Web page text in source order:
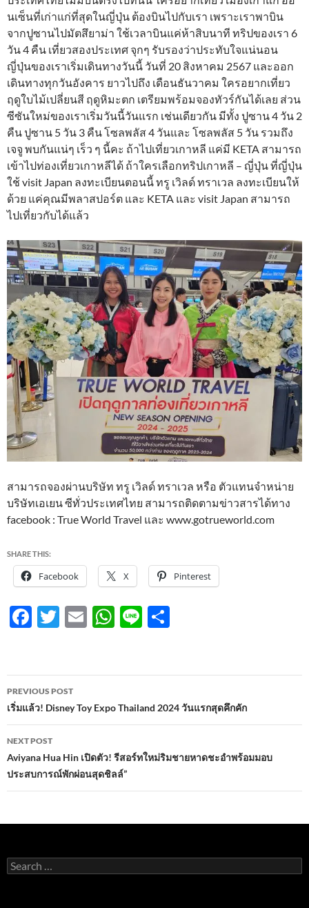
นเซ็นที่เก่าแก่ที่สุดในญี่ปุ่น ต้องบินไปกับเรา เพราะเราพาบิน
จากปูซานไปมัตสึยาม่า ใช้เวลาบินแค่ห้าสิบนาที ทริปของเรา 6
วัน 4 คืน เที่ยวสองประเทศ จุกๆ รับรองว่าประทับใจแน่นอน
ญี่ปุ่นของเราเริ่มเดินทางวันนี้ วันที่ 20 สิงหาคม 2567 และออก
เดินทางทุกวันอังคาร ยาวไปถึง เดือนธันวาคม ใครอยากเที่ยว
ฤดูใบไม้เปลี่ยนสี ฤดูหิมะตก เตรียมพร้อมจองทัวร์กันได้เลย ส่วน
ซีซันใหม่ของเราเริ่มวันนี้วันแรก เช่นเดียวกัน มีทั้ง ปูซาน 4 วัน 2
คืน ปูซาน 5 วัน 3 คืน โซลพลัส 4 วันและ โซลพลัส 5 วัน รวมถึง
เจจู พบกันแน่ๆ เร็ว ๆ นี้คะ ถ้าไปเที่ยวเกาหลี แค่มี KETA สามารถ
เข้าไปท่องเที่ยวเกาหลีได้ ถ้าใครเลือกทริปเกาหลี – ญี่ปุ่น ที่ญี่ปุ่น
ใช้ visit Japan ลงทะเบียนตอนนี้ ทรู เวิลด์ ทราเวล ลงทะเบียนให้
ด้วย แค่คุณมีพลาสปอร์ต และ KETA และ visit Japan สามารถ
ไปเที่ยวกับได้แล้ว
สามารถจองผ่านบริษัท ทรู เวิลด์ ทราเวล หรือ ตัวแทนจำหน่าย
บริษัทเอเยน ซีทั่วประเทศไทย สามารถติดตามข่าวสารได้ทาง
facebook : True World Travel และ www.gotrueworld.com
SHARE THIS:
Facebook X Pinterest
F
b
o
o
k
T
er
E
W
s
A
p
p
Li
e
Post
navigation
PREVIOUS POST
เริ่มแล้ว! Disney Toy Expo Thailand 2024 วันแรกสุดคึกคัก
NEXT POST
Aviyana Hua Hin เปิดตัว! รีสอร์ทใหม่ริมชายหาดชะอำพร้อมมอบ
ประสบการณ์พักผ่อนสุดชิลล์”
Search
for: